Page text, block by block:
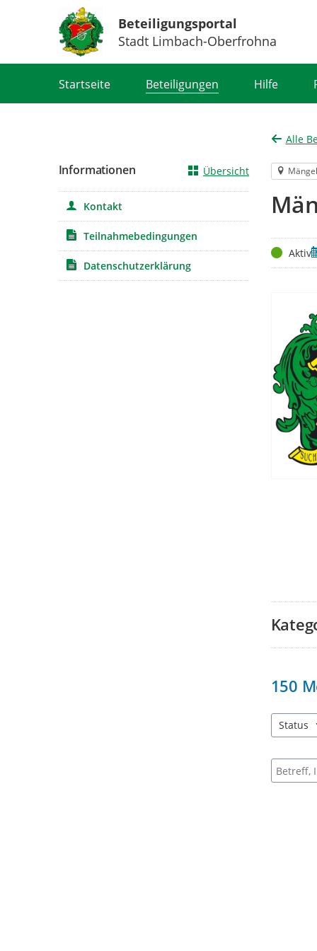
Beteiligungsportal
Stadt Limbach-Oberfrohna
Startseite Beteiligungen Hilfe
Alle
StatusAktiv
150
Status
Suche
Informationen Übersicht
Kontakt
Teilnahmebedingungen
Datenschutzerklärung